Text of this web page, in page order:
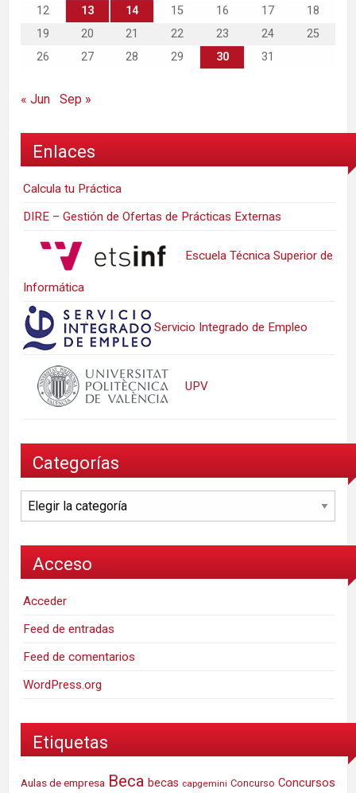
12
13 14 15 16 17
18
19
20 21 22 23 24
25
26
27 28 29 30 31
« Jun Sep »
Enlaces
Calcula tu Práctica
DIRE – Gestión de Ofertas de Prácticas Externas
Escuela Técnica Superior de
Informática
Servicio Integrado de Empleo
UPV
Categorías
Categorías
Acceso
Acceder
Feed de entradas
Feed de comentarios
WordPress.org
Etiquetas
Aulas de empresa Beca becas capgemini Concurso Concursos